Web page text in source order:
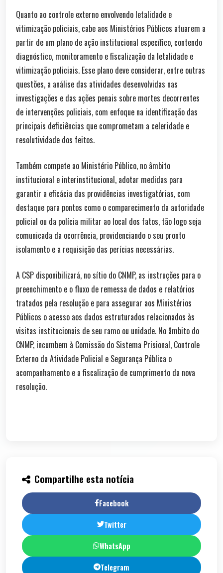
Quanto ao controle externo envolvendo letalidade e
vitimização policiais, cabe aos Ministérios Públicos atuarem a
partir de um plano de ação institucional específico, contendo
diagnóstico, monitoramento e fiscalização da letalidade e
vitimização policiais. Esse plano deve considerar, entre outras
questões, a análise das atividades desenvolvidas nas
investigações e das ações penais sobre mortes decorrentes
de intervenções policiais, com enfoque na identificação das
principais deficiências que comprometam a celeridade e
resolutividade dos feitos.
Também compete ao Ministério Público, no âmbito
institucional e interinstitucional, adotar medidas para
garantir a eficácia das providências investigatórias, com
destaque para pontos como o comparecimento da autoridade
policial ou da polícia militar ao local dos fatos, tão logo seja
comunicada da ocorrência, providenciando o seu pronto
isolamento e a requisição das perícias necessárias.
A CSP disponibilizará, no sítio do CNMP, as instruções para o
preenchimento e o fluxo de remessa de dados e relatórios
tratados pela resolução e para assegurar aos Ministérios
Públicos o acesso aos dados estruturados relacionados às
visitas institucionais de seu ramo ou unidade. No âmbito do
CNMP, incumbem à Comissão do Sistema Prisional, Controle
Externo da Atividade Policial e Segurança Pública o
acompanhamento e a fiscalização de cumprimento da nova
resolução.
Compartilhe esta notícia
Facebook
Twitter
WhatsApp
Telegram